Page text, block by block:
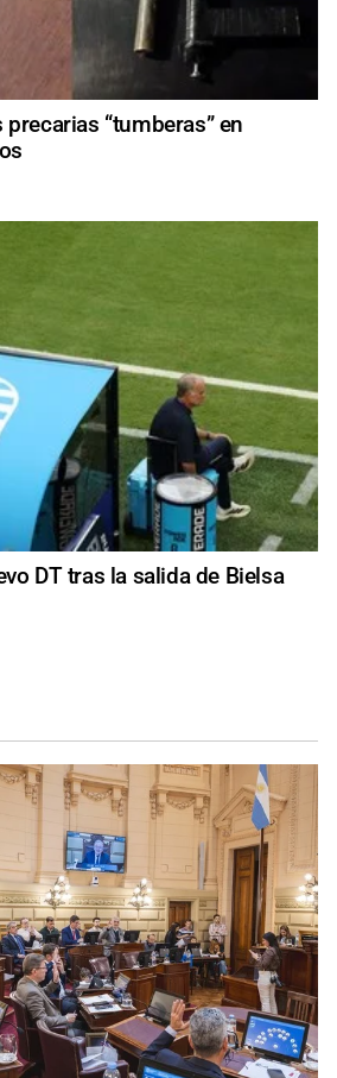
“tumberas” en
DT tras la salida de Bielsa